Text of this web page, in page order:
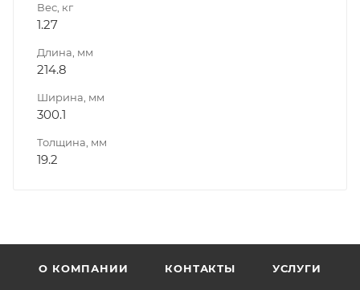
Вес, кг
1.27
Длина, мм
214.8
Ширина, мм
300.1
Толщина, мм
19.2
О КОМПАНИИ КОНТАКТЫ УСЛУГИ